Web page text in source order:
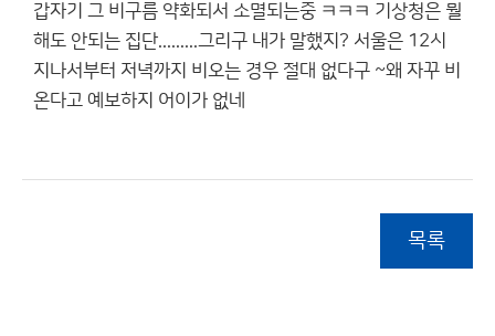
갑자기 그 비구름 약화되서 소멸되는중 ㅋㅋㅋ 기상청은 뭘
해도 안되는 집단.........그리구 내가 말했지? 서울은 12시
지나서부터 저녁까지 비오는 경우 절대 없다구 ~왜 자꾸 비
온다고 예보하지 어이가 없네
목록